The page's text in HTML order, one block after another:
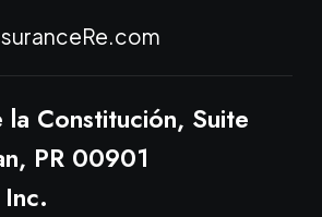
Constitución, Suite
PR 00901